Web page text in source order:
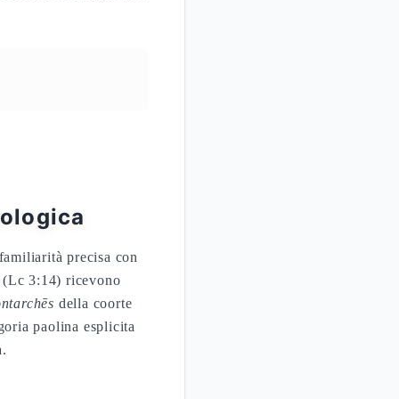
precisa con
3:14) ricevono
della coorte
paolina esplicita